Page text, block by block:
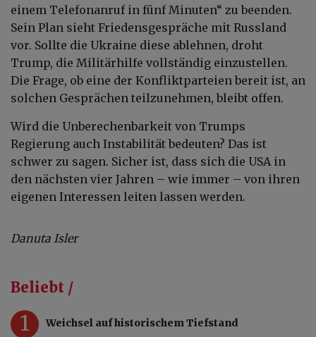
einem Telefonanruf in fünf Minuten“ zu beenden.
Sein Plan sieht Friedensgespräche mit Russland
vor. Sollte die Ukraine diese ablehnen, droht
Trump, die Militärhilfe vollständig einzustellen.
Die Frage, ob eine der Konfliktparteien bereit ist, an
solchen Gesprächen teilzunehmen, bleibt offen.
Wird die Unberechenbarkeit von Trumps
Regierung auch Instabilität bedeuten? Das ist
schwer zu sagen. Sicher ist, dass sich die USA in
den nächsten vier Jahren – wie immer – von ihren
eigenen Interessen leiten lassen werden.
Danuta Isler
Beliebt /
1 Weichsel auf historischem Tiefstand